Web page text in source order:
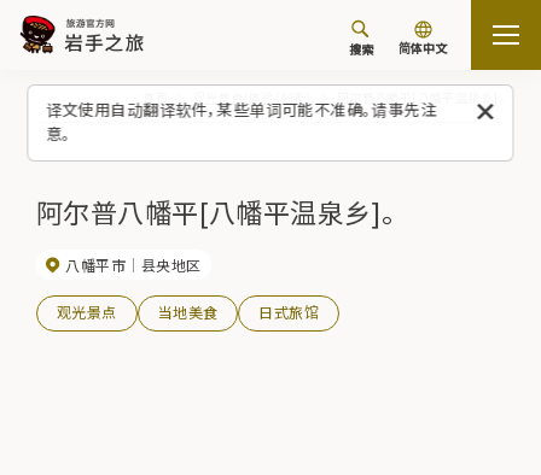
译文使用自动翻译软件，某些单词可能不准确。请事先注
意。
搜索 简体中文
阿尔普八幡平[八幡平温泉乡]。
八幡平市 县央地区
观光景点 当地美食 日式旅馆